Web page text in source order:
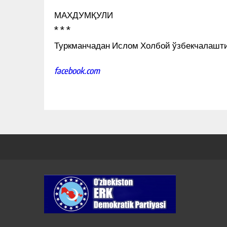
МАХДУМҚУЛИ
* * *
Туркманчадан Ислом Холбой
facebook.com